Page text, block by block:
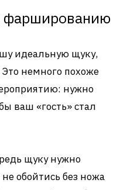
фаршированию
идеальную щуку,
немного похоже
нужно
ваш «гость» стал
щуку нужно
обойтись без ножа